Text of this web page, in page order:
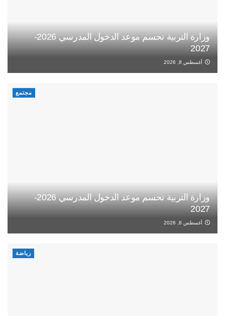
وزارة التربية تحسم موعد الدخول المدرسي 2026-
2027
أغسطس 8, 2026
مجتمع
وزارة التربية تحسم موعد الدخول المدرسي 2026-
2027
أغسطس 8, 2026
رياضة